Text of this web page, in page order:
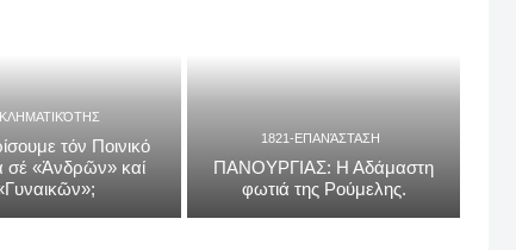
τόν Ποινικό
σέ «Ἀνδρῶν» καί
1821-ΕΠΑΝΆΣΤΑΣΗ
ΠΑΝΟΥΡΓΙΑΣ: Η Αδάμαστη
φωτιά της Ρούμελης.